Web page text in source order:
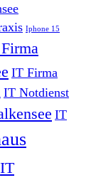
Iphone 15
IT Firma
IT Notdienst
IT
IT